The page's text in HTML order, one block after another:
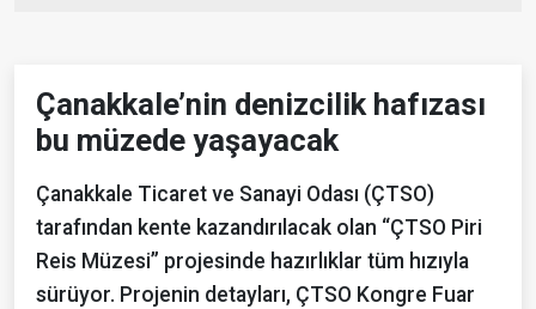
Çanakkale’nin denizcilik hafızası
bu müzede yaşayacak
Çanakkale Ticaret ve Sanayi Odası (ÇTSO)
tarafından kente kazandırılacak olan “ÇTSO Piri
Reis Müzesi” projesinde hazırlıklar tüm hızıyla
sürüyor. Projenin detayları, ÇTSO Kongre Fuar